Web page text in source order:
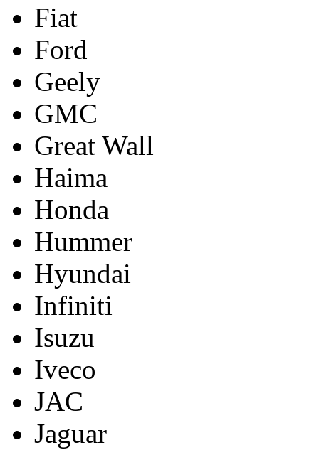
Fiat
Ford
Geely
GMC
Great Wall
Haima
Honda
Hummer
Hyundai
Infiniti
Isuzu
Iveco
JAC
Jaguar